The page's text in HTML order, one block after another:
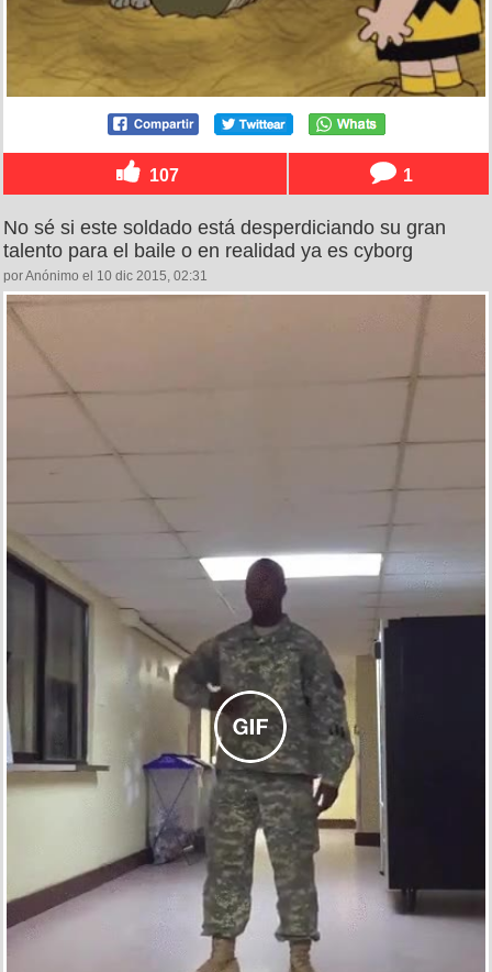
107 1
No sé si este soldado está desperdiciando su gran
talento para el baile o en realidad ya es cyborg
por Anónimo el 10 dic 2015, 02:31